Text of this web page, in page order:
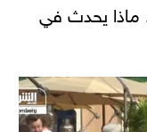
ماذا يحدث في